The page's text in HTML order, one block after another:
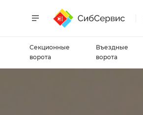
Секционные
ворота
Въездные
ворота